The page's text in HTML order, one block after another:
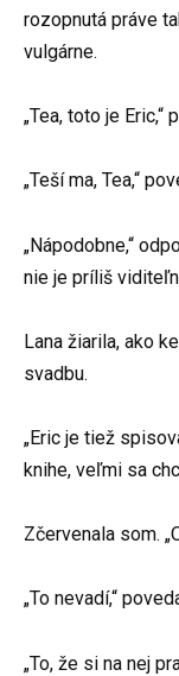
rozopnutá práve
vulgárne.
„Tea, toto je Eric,“
„Teší ma, Tea,“
„Nápodobne,“
nie je príliš
Lana žiarila, ako
svadbu.
„Eric je tiež
knihe, veľmi sa
Zčervenala som.
„To nevadí,“
„To, že si na nej